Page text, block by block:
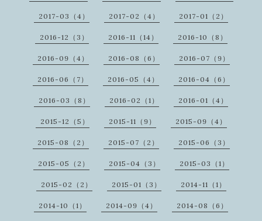
2017-03（4） 2017-02（4） 2017-01（2）
2016-12（3） 2016-11（14） 2016-10（8）
2016-09（4） 2016-08（6） 2016-07（9）
2016-06（7） 2016-05（4） 2016-04（6）
2016-03（8） 2016-02（1） 2016-01（4）
2015-12（5） 2015-11（9） 2015-09（4）
2015-08（2） 2015-07（2） 2015-06（3）
2015-05（2） 2015-04（3） 2015-03（1）
2015-02（2） 2015-01（3） 2014-11（1）
2014-10（1） 2014-09（4） 2014-08（6）